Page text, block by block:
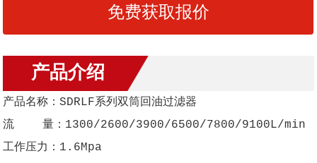
免费获取报价
产品介绍
产品名称：SDRLF系列双筒回油过滤器
流 量：1300/2600/3900/6500/7800/9100L/min
工作压力：1.6Mpa